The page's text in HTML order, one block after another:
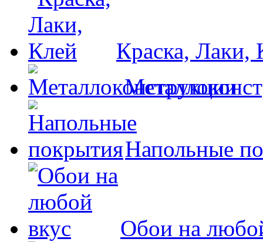
Краска, Лаки,
Напольные
Обои на